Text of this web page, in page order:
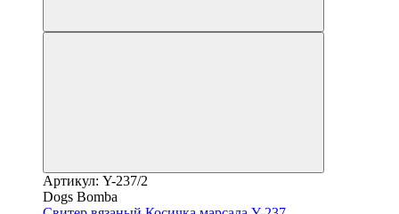
Артикул: Y-237/2
Dogs Bomba